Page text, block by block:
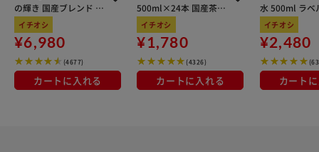
の輝き 国産ブレンド 5
kg×3袋
イチオシ
¥6,980
(4677)
カートに入れる
500ml×24本 国産茶葉
100％使用
イチオシ
¥1,780
(4326)
カートに入れる
水 500ml ラベ
イチオシ
¥2,480
カート